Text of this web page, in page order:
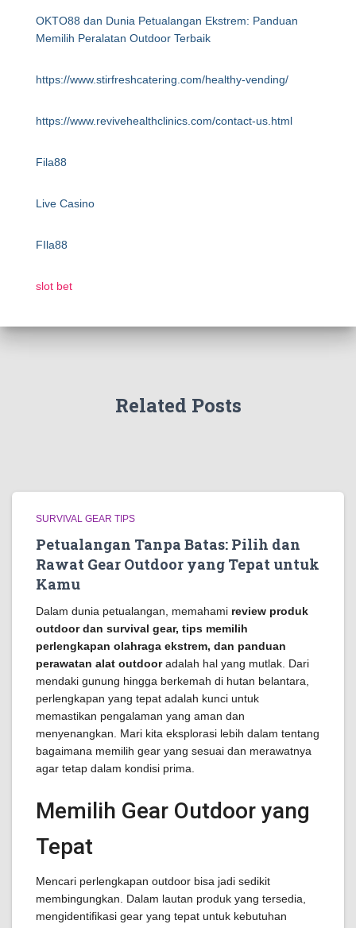
OKTO88 dan Dunia Petualangan Ekstrem: Panduan
Memilih Peralatan Outdoor Terbaik
https://www.stirfreshcatering.com/healthy-vending/
https://www.revivehealthclinics.com/contact-us.html
Fila88
Live Casino
FIla88
slot bet
Related Posts
SURVIVAL GEAR TIPS
Petualangan Tanpa Batas: Pilih dan
Rawat Gear Outdoor yang Tepat untuk
Kamu
Dalam dunia petualangan, memahami review produk
outdoor dan survival gear, tips memilih
perlengkapan olahraga ekstrem, dan panduan
perawatan alat outdooradalah hal yang mutlak. Dari
mendaki gunung hingga berkemah di hutan belantara,
perlengkapan yang tepat adalah kunci untuk
memastikan pengalaman yang aman dan
menyenangkan. Mari kita eksplorasi lebih dalam tentang
bagaimana memilih gear yang sesuai dan merawatnya
agar tetap dalam kondisi prima.
Memilih Gear Outdoor yang
Tepat
Mencari perlengkapan outdoor bisa jadi sedikit
membingungkan. Dalam lautan produk yang tersedia,
mengidentifikasi gear yang tepat untuk kebutuhan